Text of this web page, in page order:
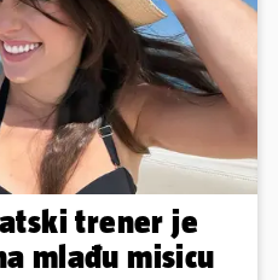
trener je
mlađu misicu